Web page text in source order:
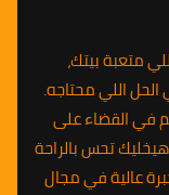
متعبة بيتك،
اللي محتاجه.
في القضاء على
تحس بالراحة
عالية في مجال